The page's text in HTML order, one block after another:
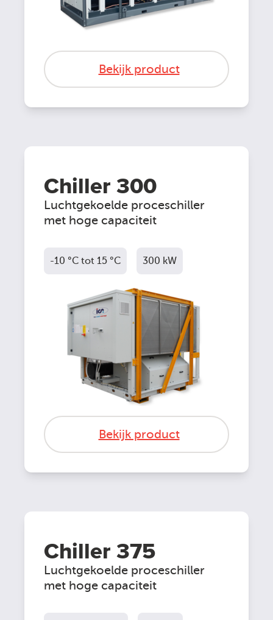
Bekijk product
Chiller 300
Luchtgekoelde proceschiller
met hoge capaciteit
-10 °C tot 15 °C 300 kW
Bekijk product
Chiller 375
Luchtgekoelde proceschiller
met hoge capaciteit